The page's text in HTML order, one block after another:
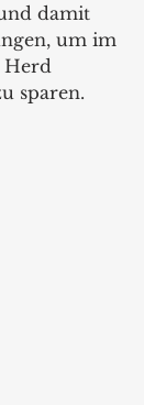
damit
um im
Herd
sparen.